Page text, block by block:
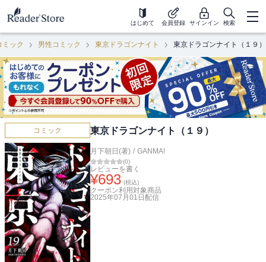
はじめて 会員登録 サインイン 検索
ミック 男性コミック 東京ドラゴンナイト 東京ドラゴンナイト（１９）
コミック 東京ドラゴンナイト（１９）
月下朝日(著) / GANMA!
(0)
レビューを書く
¥693 (税込)
クーポン利用対象商品
2025年07月01日 配信